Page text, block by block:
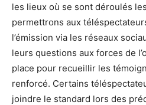
les lieux où se sont déroulés
permettrons aux
l’émission via les réseaux
leurs questions aux forces de
place pour recueillir les
renforcé. Certains
joindre le standard lors des